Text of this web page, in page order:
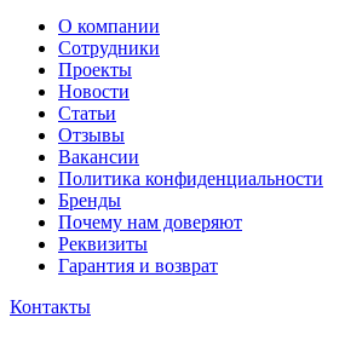
О компании
Сотрудники
Проекты
Новости
Статьи
Отзывы
Вакансии
Политика конфиденциальности
Бренды
Почему нам доверяют
Реквизиты
Гарантия и возврат
Контакты